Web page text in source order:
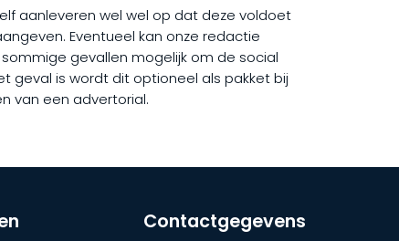
aanleveren wel wel op dat deze voldoet
Eventueel kan onze redactie
gevallen mogelijk om de social
geval is wordt dit optioneel als pakket bij
van een advertorial.
Contactgegevens